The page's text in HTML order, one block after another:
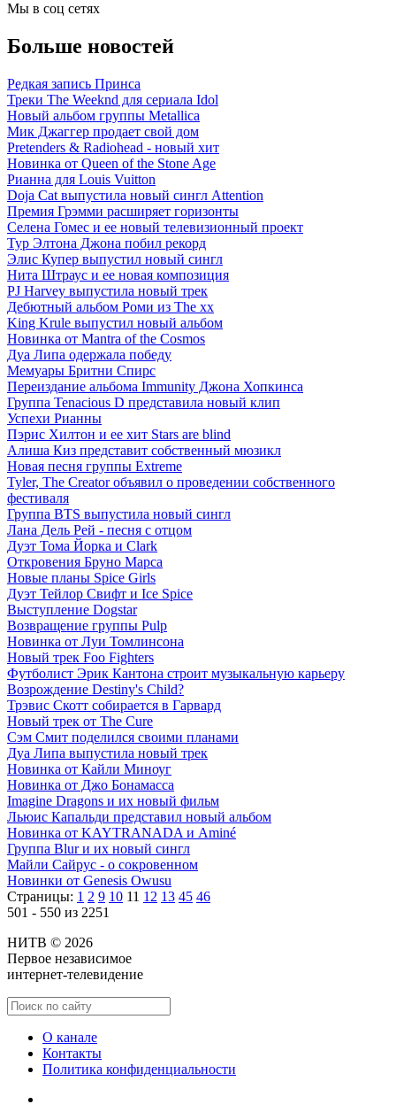
Мы в соц сетях
Больше новостей
Редкая запись Принса
Треки The Weeknd для сериала Idol
Новый альбом группы Metallica
Мик Джаггер продает свой дом
Pretenders & Radiohead - новый хит
Новинка от Queen of the Stone Age
Рианна для Louis Vuitton
Doja Cat выпустила новый сингл Attention
Премия Грэмми расширяет горизонты
Селена Гомес и ее новый телевизионный проект
Тур Элтона Джона побил рекорд
Элис Купер выпустил новый сингл
Нита Штраус и ее новая композиция
PJ Harvey выпустила новый трек
Дебютный альбом Роми из The xx
King Krule выпустил новый альбом
Новинка от Mantra of the Cosmos
Дуа Липа одержала победу
Мемуары Бритни Спирс
Переиздание альбома Immunity Джона Хопкинса
Группа Tenacious D представила новый клип
Успехи Рианны
Пэрис Хилтон и ее хит Stars are blind
Алиша Киз представит собственный мюзикл
Новая песня группы Extreme
Tyler, The Creator объявил о проведении собственного
фестиваля
Группа BTS выпустила новый сингл
Лана Дель Рей - песня с отцом
Дуэт Тома Йорка и Clark
Откровения Бруно Марса
Новые планы Spice Girls
Дуэт Тейлор Свифт и Ice Spice
Выступление Dogstar
Возвращение группы Pulp
Новинка от Луи Томлинсона
Новый трек Foo Fighters
Футболист Эрик Кантона строит музыкальную карьеру
Возрождение Destiny's Child?
Трэвис Скотт собирается в Гарвард
Новый трек от The Cure
Сэм Смит поделился своими планами
Дуа Липа выпустила новый трек
Новинка от Кайли Миноуг
Новинка от Джо Бонамасса
Imagine Dragons и их новый фильм
Льюис Капальди представил новый альбом
Новинка от KAYTRANADA и Aminé
Группа Blur и их новый сингл
Майли Сайрус - о сокровенном
Новинки от Genesis Owusu
Страницы: 1 2 9 10 11 12 13 45 46
501 - 550 из 2251
НИТВ © 2026
Первое независимое
интернет-телевидение
О канале
Контакты
Политика конфиденциальности